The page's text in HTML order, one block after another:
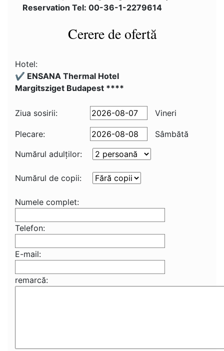
Reservation Tel: 00-36-1-2279614
Cerere de ofertă
Hotel:
✔️ ENSANA Thermal Hotel
Margitsziget Budapest ****
Ziua sosirii: Vineri
Plecare:
Sâmbătă
Numărul adulţilor:
Numărul de copii:
Numele complet:
Telefon:
E-mail:
remarcă: